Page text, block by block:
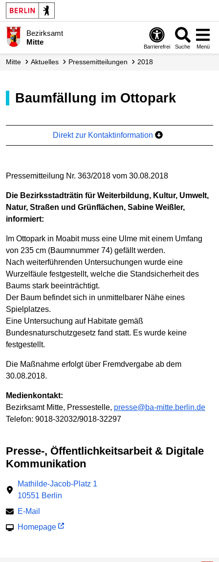
Bezirksamt
Mitte
Barrierefrei Suche Menü
Mitte Aktuelles Presse­mitteilungen 2018
Baumfällung im Ottopark
Direkt zur Kontaktinformation
Pressemitteilung Nr. 363/2018 vom 30.08.2018
Die Bezirksstadträtin für Weiterbildung, Kultur, Umwelt,
Natur, Straßen und Grünflächen, Sabine Weißler,
informiert:
Im Ottopark in Moabit muss eine Ulme mit einem Umfang
von 235 cm (Baumnummer 74) gefällt werden.
Nach weiterführenden Untersuchungen wurde eine
Wurzelfäule festgestellt, welche die Standsicherheit des
Baums stark beeinträchtigt.
Der Baum befindet sich in unmittelbarer Nähe eines
Spielplatzes.
Eine Untersuchung auf Habitate gemäß
Bundesnaturschutzgesetz fand statt. Es wurde keine
festgestellt.
Die Maßnahme erfolgt über Fremdvergabe ab dem
30.08.2018.
Medienkontakt:
Bezirksamt Mitte, Pressestelle, presse@ba-mitte.berlin.de
Telefon: 9018-32032/9018-32297
Presse-, Öffentlichkeitsarbeit & Digitale
Kommunikation
Mathilde-Jacob-Platz 1
10551 Berlin
E-Mail
Homepage